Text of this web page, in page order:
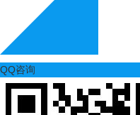
QQ咨询